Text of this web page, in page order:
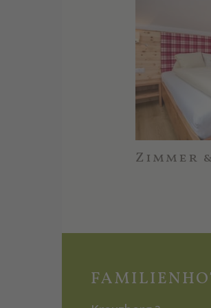
Zimmer